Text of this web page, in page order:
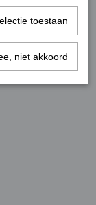
toestaan
niet akkoord